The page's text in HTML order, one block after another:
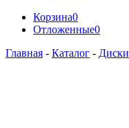
Корзина0
Отложенные0
Главная - Каталог - Диски